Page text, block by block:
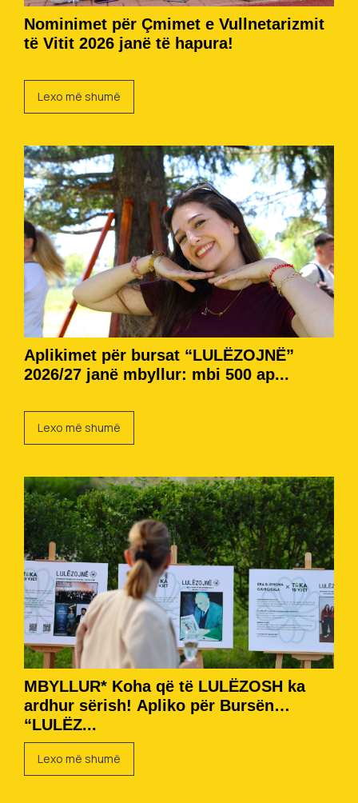
Nominimet për Çmimet e Vullnetarizmit
të Vitit 2026 janë të hapura!
Lexo më shumë
Aplikimet për bursat “LULËZOJNË”
2026/27 janë mbyllur: mbi 500 ap...
Lexo më shumë
MBYLLUR* Koha që të LULËZOSH ka
ardhur sërish! Apliko për Bursën
“LULËZ...
Lexo më shumë